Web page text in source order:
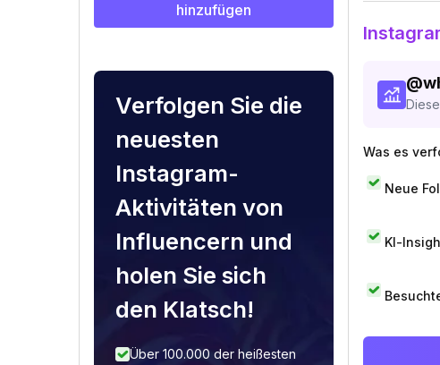
hinzufügen
Verfolgen Sie die
neuesten
Instagram-
Aktivitäten von
Influencern und
holen Sie sich
den Klatsch!
Über 100.000 der heißesten
@
Was es
Neue
KI-